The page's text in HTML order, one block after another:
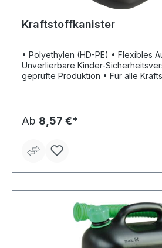
Kraftstoffkanister
• Polyethylen (HD-PE) • Flexibles Auslaufrohr •
Unverlierbare Kinder-
geprüfte Produktion • Für alle Kraftstoffarten geeignet •
Ab 8,57 €*